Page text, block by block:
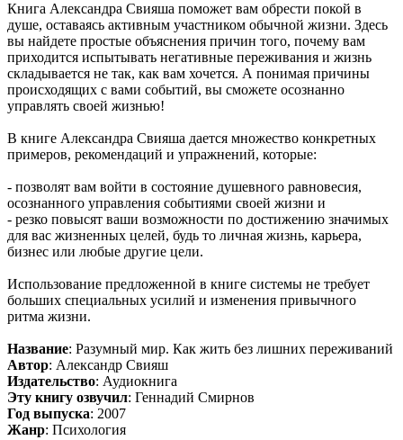
Книга Александра Свияша поможет вам обрести покой в
душе, оставаясь активным участником обычной жизни. Здесь
вы найдете простые объяснения причин того, почему вам
приходится испытывать негативные переживания и жизнь
складывается не так, как вам хочется. А понимая причины
происходящих с вами событий, вы сможете осознанно
управлять своей жизнью!
В книге Александра Свияша дается множество конкретных
примеров, рекомендаций и упражнений, которые:
- позволят вам войти в состояние душевного равновесия,
осознанного управления событиями своей жизни и
- резко повысят ваши возможности по достижению значимых
для вас жизненных целей, будь то личная жизнь, карьера,
бизнес или любые другие цели.
Использование предложенной в книге системы не требует
больших специальных усилий и изменения привычного
ритма жизни.
Название: Разумный мир. Как жить без лишних переживаний
Автор: Александр Свияш
Издательство: Аудиокнига
Эту книгу озвучил: Геннадий Смирнов
Год выпуска: 2007
Жанр: Психология